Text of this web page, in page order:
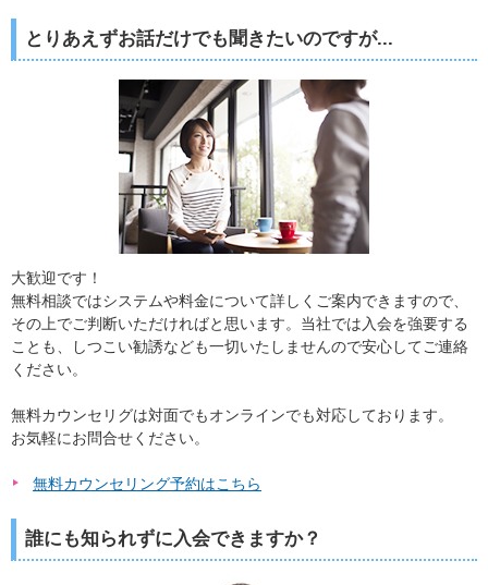
とりあえずお話だけでも聞きたいのですが...
大歓迎です！
無料相談ではシステムや料金について詳しくご案内できますので、
その上でご判断いただければと思います。当社では入会を強要する
ことも、しつこい勧誘なども一切いたしませんので安心してご連絡
ください。
無料カウンセリグは対面でもオンラインでも対応しております。
お気軽にお問合せください。
無料カウンセリング予約はこちら
誰にも知られずに入会できますか？